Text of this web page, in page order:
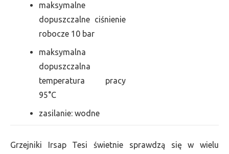
maksymalne
dopuszczalne ciśnienie
robocze 10 bar
maksymalna
dopuszczalna
temperatura pracy
95°C
zasilanie: wodne
Grzejniki Irsap Tesi świetnie sprawdzą się w wielu